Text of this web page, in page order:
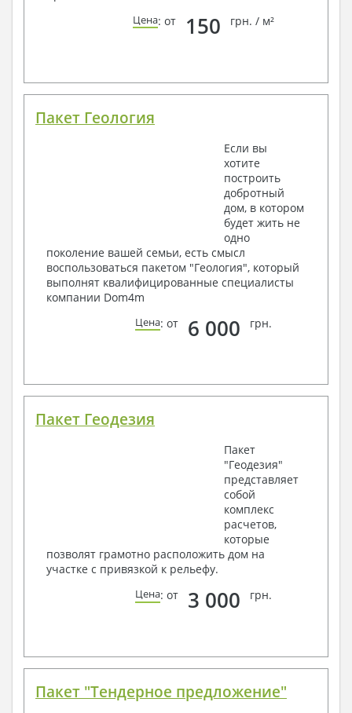
Цена: от 150 грн. / м²
Пакет Геология
Если вы
хотите
построить
добротный
дом, в котором
будет жить не
одно
поколение вашей семьи, есть смысл
воспользоваться пакетом "Геология", который
выполнят квалифицированные специалисты
компании Dom4m
Цена: от 6 000 грн.
Пакет Геодезия
Пакет
"Геодезия"
представляет
собой
комплекс
расчетов,
которые
позволят грамотно расположить дом на
участке с привязкой к рельефу.
Цена: от 3 000 грн.
Пакет "Тендерное предложение"